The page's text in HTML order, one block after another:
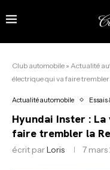
Club automobile » Actualité
électrique qui va faire
Actualité automobile
Hyundai Inster :
faire trembler la
écrit parLoris 7